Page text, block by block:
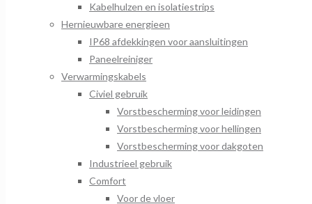
Kabelhulzen en isolatiestrips
Hernieuwbare energieen
IP68 afdekkingen voor aansluitingen
Paneelreiniger
Verwarmingskabels
Civiel gebruik
Vorstbescherming voor leidingen
Vorstbescherming voor hellingen
Vorstbescherming voor dakgoten
Industrieel gebruik
Comfort
Voor de vloer